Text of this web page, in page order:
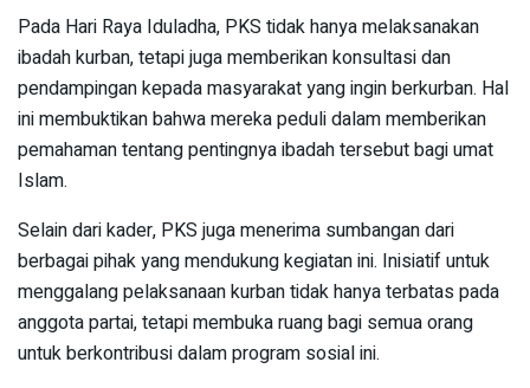
Pada Hari Raya Iduladha, PKS tidak hanya melaksanakan
ibadah kurban, tetapi juga memberikan konsultasi dan
pendampingan kepada masyarakat yang ingin berkurban. Hal
ini membuktikan bahwa mereka peduli dalam memberikan
pemahaman tentang pentingnya ibadah tersebut bagi umat
Islam.
Selain dari kader, PKS juga menerima sumbangan dari
berbagai pihak yang mendukung kegiatan ini. Inisiatif untuk
menggalang pelaksanaan kurban tidak hanya terbatas pada
anggota partai, tetapi membuka ruang bagi semua orang
untuk berkontribusi dalam program sosial ini.